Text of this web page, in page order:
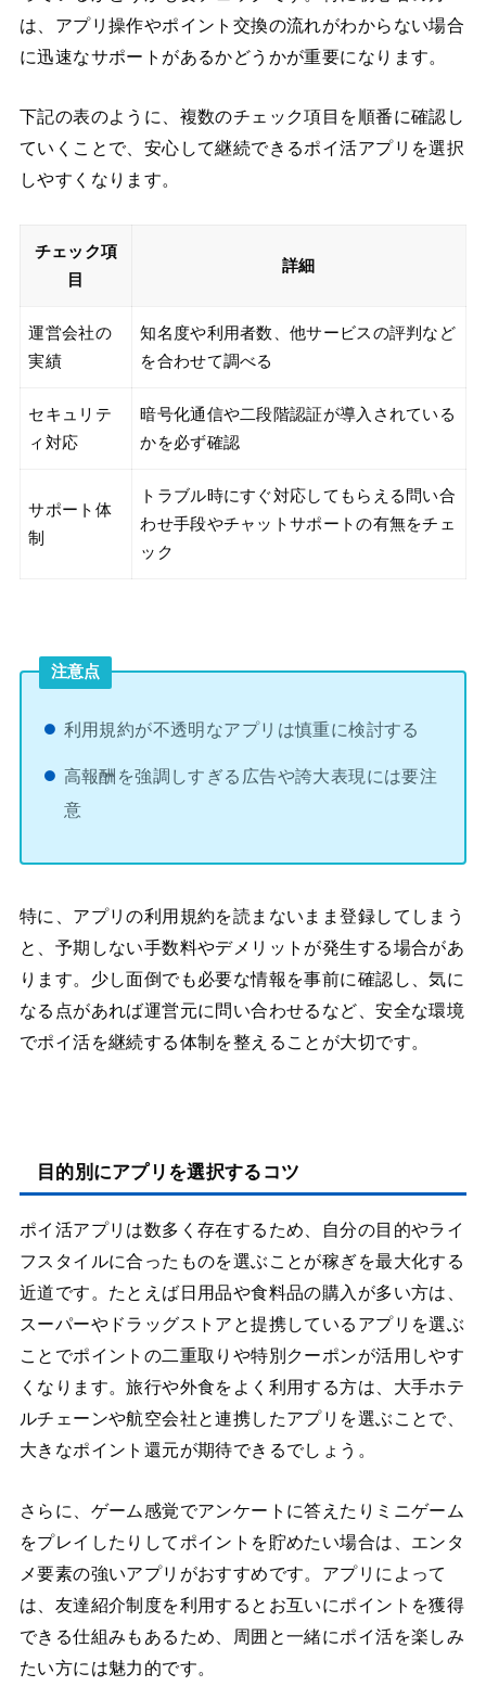
は、アプリ操作やポイント交換の流れがわからない場合
に迅速なサポートがあるかどうかが重要になります。
下記の表のように、複数のチェック項目を順番に確認し
ていくことで、安心して継続できるポイ活アプリを選択
しやすくなります。
チェック項
目
詳細
運営会社の
実績
知名度や利用者数、他サービスの評判など
を合わせて調べる
セキュリテ
ィ対応
暗号化通信や二段階認証が導入されている
かを必ず確認
サポート体
制
トラブル時にすぐ対応してもらえる問い合
わせ手段やチャットサポートの有無をチェ
ック
注意点
利用規約が不透明なアプリは慎重に検討する
高報酬を強調しすぎる広告や誇大表現には要注
意
特に、アプリの利用規約を読まないまま登録してしまう
と、予期しない手数料やデメリットが発生する場合があ
ります。少し面倒でも必要な情報を事前に確認し、気に
なる点があれば運営元に問い合わせるなど、安全な環境
でポイ活を継続する体制を整えることが大切です。
目的別にアプリを選択するコツ
ポイ活アプリは数多く存在するため、自分の目的やライ
フスタイルに合ったものを選ぶことが稼ぎを最大化する
近道です。たとえば日用品や食料品の購入が多い方は、
スーパーやドラッグストアと提携しているアプリを選ぶ
ことでポイントの二重取りや特別クーポンが活用しやす
くなります。旅行や外食をよく利用する方は、大手ホテ
ルチェーンや航空会社と連携したアプリを選ぶことで、
大きなポイント還元が期待できるでしょう。
さらに、ゲーム感覚でアンケートに答えたりミニゲーム
をプレイしたりしてポイントを貯めたい場合は、エンタ
メ要素の強いアプリがおすすめです。アプリによって
は、友達紹介制度を利用するとお互いにポイントを獲得
できる仕組みもあるため、周囲と一緒にポイ活を楽しみ
たい方には魅力的です。